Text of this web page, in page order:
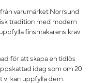
varumärket Norrsund
tradition med modern
finsmakarens krav
för att skapa en tidlös
idag som om 20
vi kan uppfylla dem.